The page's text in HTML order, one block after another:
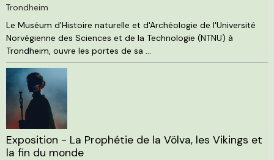
Trondheim
Le Muséum d'Histoire naturelle et d'Archéologie de l'Université
Norvégienne des Sciences et de la Technologie (NTNU) à
Trondheim, ouvre les portes de sa ...
Exposition - La Prophétie de la Völva, les Vikings et
la fin du monde